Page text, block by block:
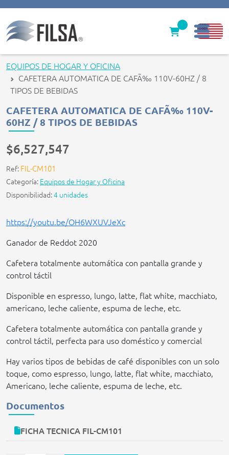
Inicio
Nuestras Soluciones
Filter caps
Contáctenos
gerencia@filsawater.com
EQUIPOS DE HOGAR Y OFICINA
CAFETERA AUTOMATICA DE CAFÃ‰ 110V-60HZ / 8
TIPOS DE BEBIDAS
CAFETERA AUTOMATICA DE CAFÃ‰ 110V-
60HZ / 8 TIPOS DE BEBIDAS
$6,527,547
Ref: FIL-CM101
Categoría: Equipos de Hogar y Oficina
Disponibilidad:4 unidades
https://youtu.be/OH6WXUVJeXc
Ganador de Reddot 2020
Cafetera totalmente automática con pantalla grande y
control táctil
Disponible en espresso, lungo, latte, flat white, macchiato,
americano, leche caliente, espuma de leche, etc.
Cafetera totalmente automática con pantalla grande y
control táctil, perfecta para uso doméstico y comercial
Hay varios tipos de bebidas de café disponibles con un solo
toque, como espresso, lungo, latte, flat white, macchiato,
Americano, leche caliente, espuma de leche, etc.
Documentos
FICHA TECNICA FIL-CM101